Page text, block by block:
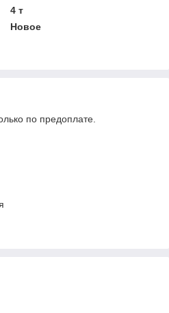
4 т
Новое
по предоплате.